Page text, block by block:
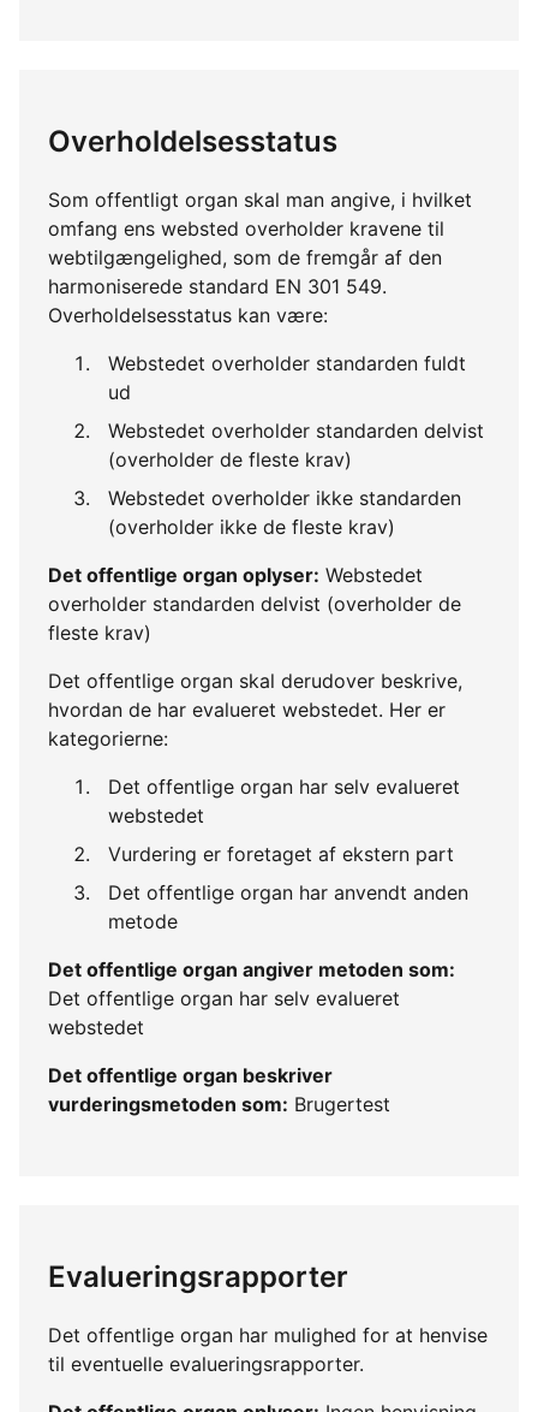
Overholdelsesstatus
Som offentligt organ skal man angive, i hvilket
omfang ens websted overholder kravene til
webtilgængelighed, som de fremgår af den
harmoniserede standard EN 301 549.
Overholdelsesstatus kan være:
Webstedet overholder standarden fuldt
ud
Webstedet overholder standarden delvist
(overholder de fleste krav)
Webstedet overholder ikke standarden
(overholder ikke de fleste krav)
Det offentlige organ oplyser: Webstedet
overholder standarden delvist (overholder de
fleste krav)
Det offentlige organ skal derudover beskrive,
hvordan de har evalueret webstedet. Her er
kategorierne:
Det offentlige organ har selv evalueret
webstedet
Vurdering er foretaget af ekstern part
Det offentlige organ har anvendt anden
metode
Det offentlige organ angiver metoden som:
Det offentlige organ har selv evalueret
webstedet
Det offentlige organ beskriver
vurderingsmetoden som: Brugertest
Evalueringsrapporter
Det offentlige organ har mulighed for at henvise
til eventuelle evalueringsrapporter.